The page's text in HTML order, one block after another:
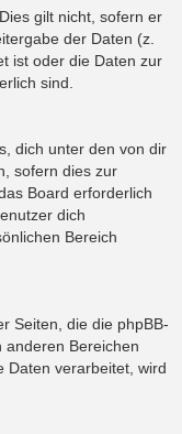
gilt nicht, sofern er
der Daten (z.
ist oder die Daten zur
sind.
dich unter den von dir
sofern dies zur
Board erforderlich
dich
Bereich
Seiten, die die phpBB-
anderen Bereichen
Daten verarbeitet, wird